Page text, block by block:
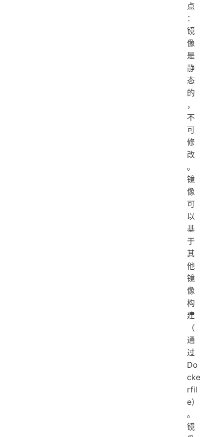
点
：
镜
像
是
静
态
的
，
不
可
修
改
。
镜
像
可
以
基
于
其
他
镜
像
构
建
（
通
过
Do
cke
rfil
e）
。
镜